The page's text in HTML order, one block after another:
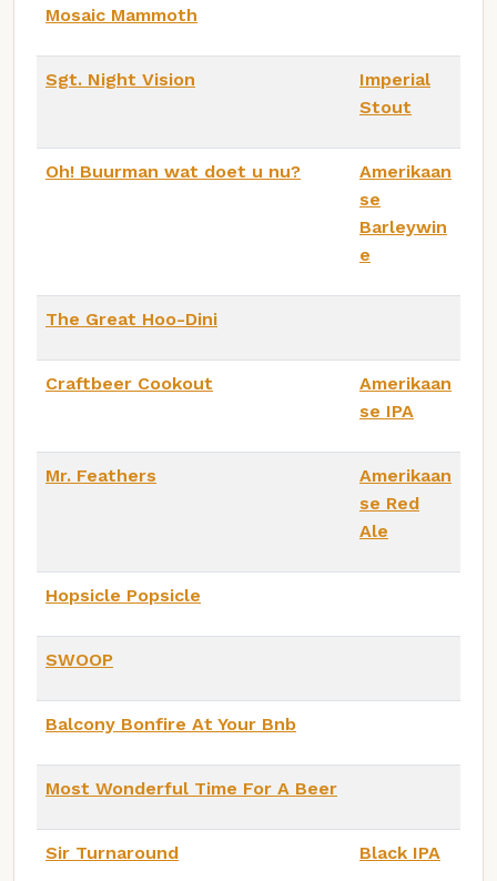
Mosaic Mammoth
Sgt. Night Vision
Imperial
Stout
Oh! Buurman wat doet u nu?
Amerikaan
se
Barleywin
e
The Great Hoo-Dini
Craftbeer Cookout
Amerikaan
se IPA
Mr. Feathers
Amerikaan
se Red
Ale
Hopsicle Popsicle
SWOOP
Balcony Bonfire At Your Bnb
Most Wonderful Time For A Beer
Sir Turnaround Black IPA